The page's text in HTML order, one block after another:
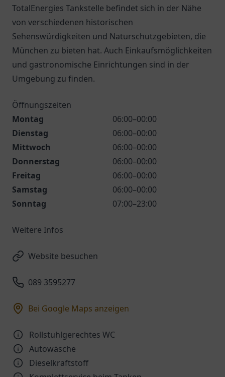
TotalEnergies Tankstelle befindet sich in der Nähe
von verschiedenen historischen
Sehenswürdigkeiten und Naturschutzgebieten, die
München zu bieten hat. Auch Einkaufsmöglichkeiten
und gastronomische Einrichtungen sind in der
Umgebung zu finden.
Öffnungszeiten
Montag
06:00–00:00
Dienstag
06:00–00:00
Mittwoch
06:00–00:00
Donnerstag
06:00–00:00
Freitag
06:00–00:00
Samstag
06:00–00:00
Sonntag
07:00–23:00
Weitere Infos
Website besuchen
089 3595277
Bei Google Maps anzeigen
Rollstuhlgerechtes WC
Autowäsche
Dieselkraftstoff